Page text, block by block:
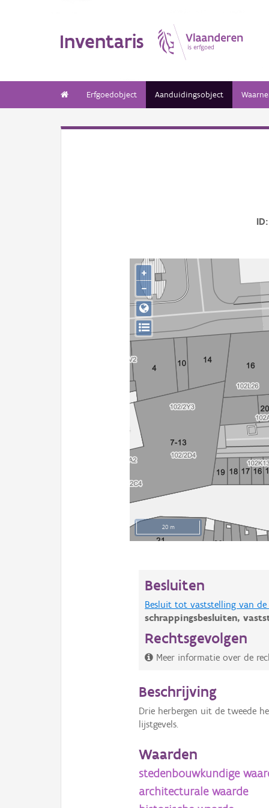
Inventaris
Erfgoedobject Aanduidingsobject
ID
20 m
+
−
Besluiten
Besluit tot vaststelling van
schrappingsbesluiten,
Rechtsgevolgen
Meer informatie over de
Beschrijving
Drie herbergen uit de tweede
lijstgevels.
Waarden
stedenbouwkundige
architecturale waarde